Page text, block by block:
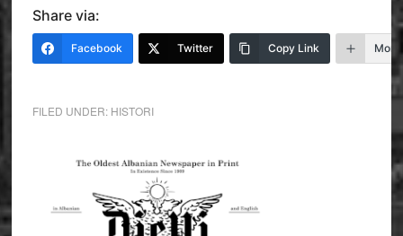
Share via:
Facebook Twitter Copy Link More
FILED UNDER: HISTORI